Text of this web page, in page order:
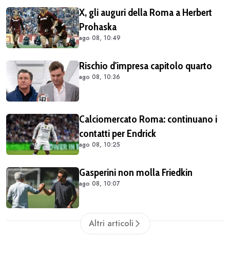
X, gli auguri della Roma a Herbert
Prohaska
ago 08, 10:49
Rischio d'impresa capitolo quarto
ago 08, 10:36
Calciomercato Roma: continuano i
contatti per Endrick
ago 08, 10:25
Gasperini non molla Friedkin
ago 08, 10:07
Altri articoli